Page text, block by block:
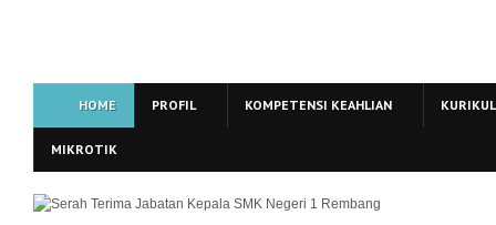
HOME PROFIL KOMPETENSI KEAHLIAN
MIKROTIK